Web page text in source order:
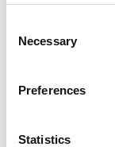
Selection
Necessary
Preferences
Statistics
håll och kanter
bloss tända för
Morjhult som
välbefolkad och
karavan längs